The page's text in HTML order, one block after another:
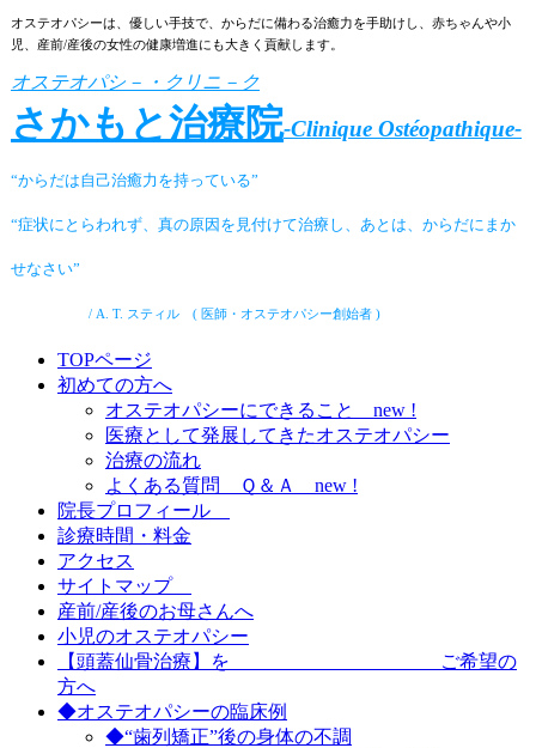
オステオパシーは、優しい手技で、からだに備わる治癒力を手助けし、赤ちゃんや小
児、産前/産後の女性の健康増進にも大きく貢献します。
オステオパシ－・クリニ－ク
さかもと治療院-Clinique Ostéopathique-
“からだは自己治癒力を持っている”
“症状にとらわれず、 真の原因を見付けて治療し、あと は、からだにまか
せなさい”
/ A. T. スティル ( 医師・オステオパシー創始者 )
TOPページ
初めての方へ
オステオパシーにできること new !
医療として発展してきたオステオパシー
治療の流れ
よくある質問 Ｑ＆Ａ new !
院長プロフィール
診療時間・料金
アクセス
サイトマップ
産前/産後のお母さんへ
小児のオステオパシー
【頭蓋仙骨治療】を ご希望の
方へ
◆オステオパシーの臨床例
◆“歯列矯正”後の身体の不調